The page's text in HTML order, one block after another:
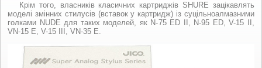
Крім того, власників класичних картриджів SHURE зацікавлять
моделі змінних стилусів (вставок у картридж) із суцільноалмазними
голками NUDE для таких моделей, як N-75 ED II, N-95 ED, V-15 II,
VN-15 E, V-15 III, VN-35 E.